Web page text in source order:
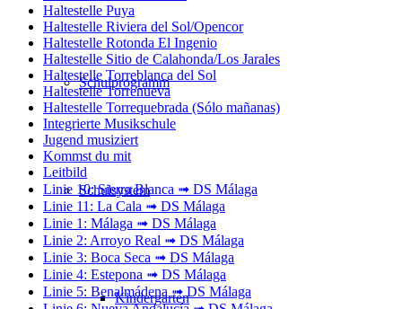
Schulprogramm
Schulsystem
Kindergarten
Haltestelle Puya
Haltestelle Riviera del Sol/Opencor
Haltestelle Rotonda El Ingenio
Haltestelle Sitio de Calahonda/Los Jarales
Haltestelle Torreblanca del Sol
Haltestelle Torrenueva
Haltestelle Torrequebrada (Sólo mañanas)
Integrierte Musikschule
Jugend musiziert
Kommst du mit
Leitbild
Linie 10: Sierra Blanca ➟ DS Málaga
Linie 11: La Cala ➟ DS Málaga
Linie 1: Málaga ➟ DS Málaga
Linie 2: Arroyo Real ➟ DS Málaga
Linie 3: Boca Seca ➟ DS Málaga
Linie 4: Estepona ➟ DS Málaga
Linie 5: Benalmádena ➟ DS Málaga